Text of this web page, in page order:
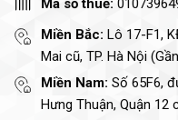
Mã số thuế:
Miền Bắc: Lô 17-F1,
Mai cũ, TP. Hà Nội
Miền Nam: Số 65F6,
Hưng Thuận, Quận 12